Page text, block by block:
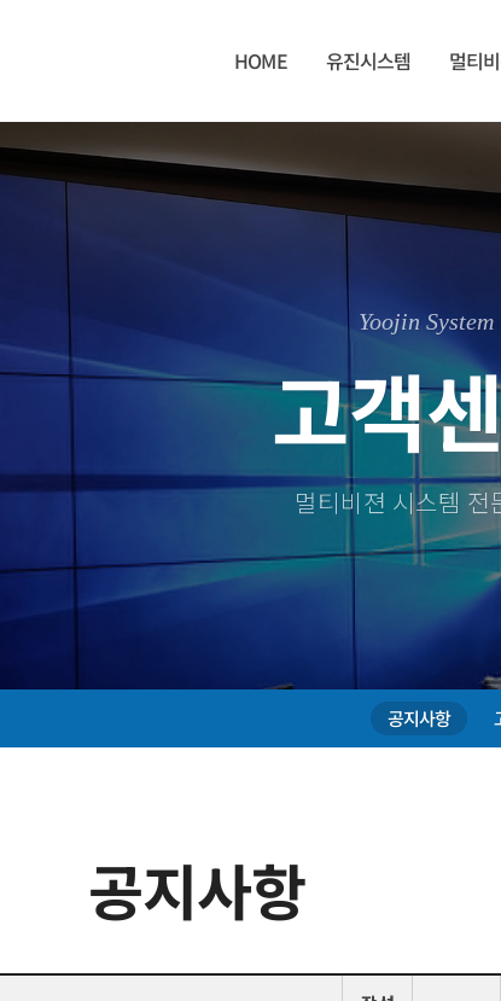
HOME 유진시스템 멀티
Yoojin System
고객
멀티비젼 시스템 전
공지사항
공지사항